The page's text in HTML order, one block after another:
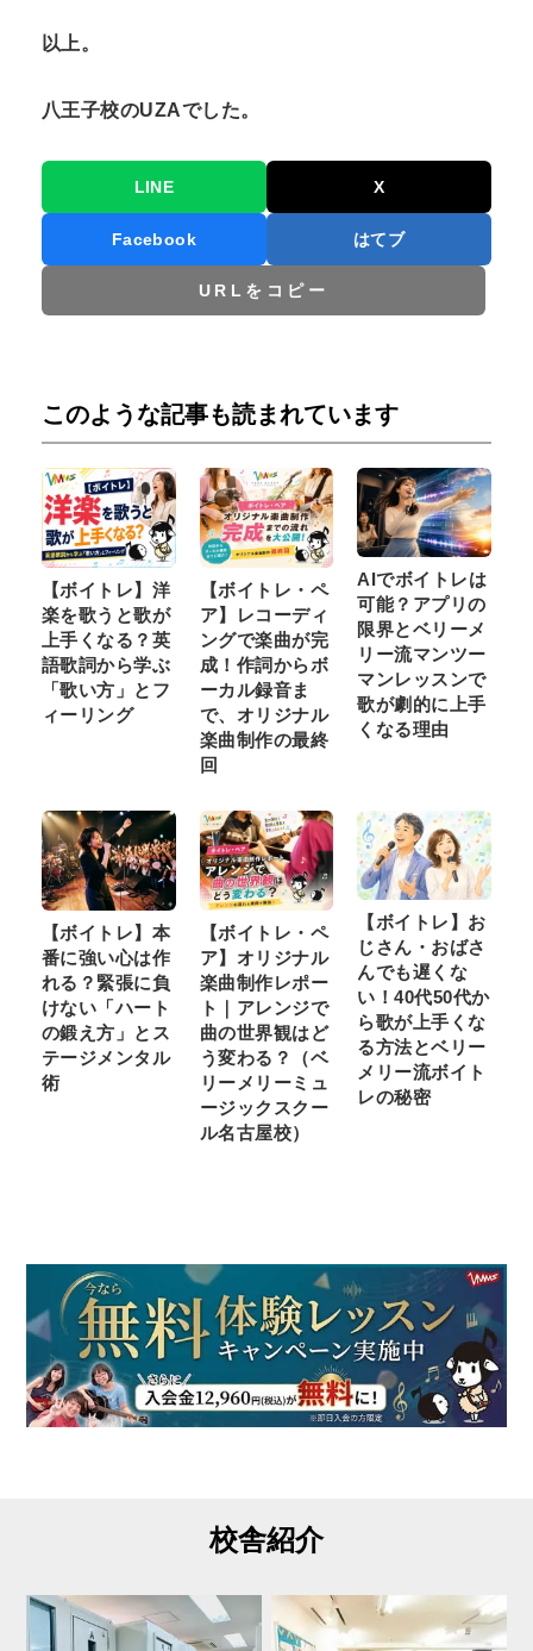
以上。
八王子校のUZAでした。
LINE X
Facebook はてブ
URLをコピー
このような記事も読まれています
【ボイトレ】洋
楽を歌うと歌が
上手くなる？英
語歌詞から学ぶ
「歌い方」とフ
ィーリング
【ボイトレ・ペ
ア】レコーディ
ングで楽曲が完
成！作詞からボ
ーカル録音ま
で、オリジナル
楽曲制作の最終
回
AIでボイトレは
可能？アプリの
限界とベリーメ
リー流マンツー
マンレッスンで
歌が劇的に上手
くなる理由
【ボイトレ】本
番に強い心は作
れる？緊張に負
けない「ハート
の鍛え方」とス
テージメンタル
術
【ボイトレ・ペ
ア】オリジナル
楽曲制作レポー
ト｜アレンジで
曲の世界観はど
う変わる？（ベ
リーメリーミュ
ージックスクー
ル名古屋校）
【ボイトレ】お
じさん・おばさ
んでも遅くな
い！40代50代か
ら歌が上手くな
る方法とベリー
メリー流ボイト
レの秘密
校舎紹介